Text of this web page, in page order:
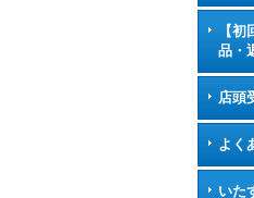
【
品・
店頭
よく
いた